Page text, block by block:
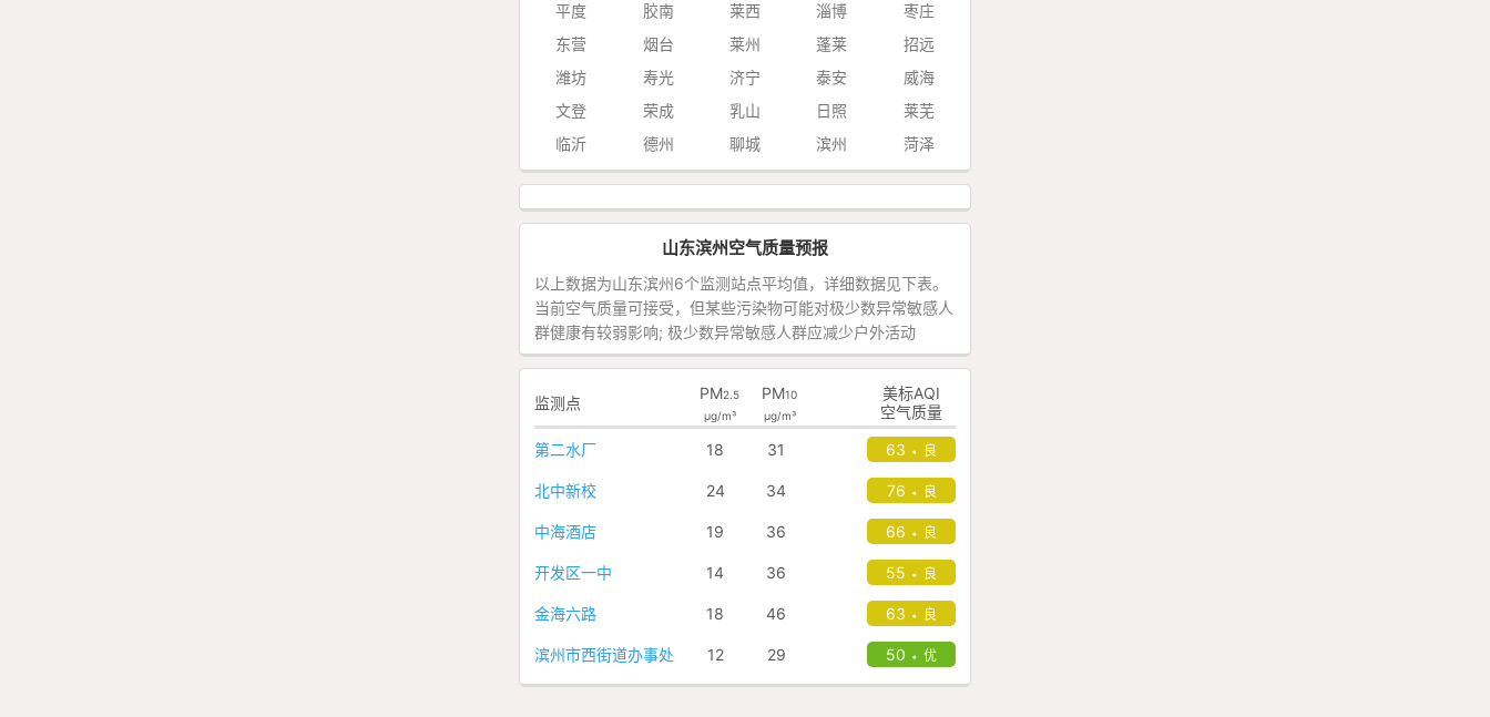
平度
胶南 莱西 淄博
枣庄
东营
烟台 莱州 蓬莱
招远
潍坊
寿光 济宁 泰安
威海
文登
荣成 乳山 日照
莱芜
临沂
德州 聊城 滨州 菏泽
山东滨州空气质量预报
以上数据为山东滨州6个监测站点平均值，详细数据见下表。
当前空气质量可接受，但某些污染物可能对极少数异常敏感人
群健康有较弱影响; 极少数异常敏感人群应减少户外活动
监测点
PM2.5
μg/m³
PM10
μg/m³
美标AQI
空气质量
第二水厂
北中新校
中海酒店
开发区一中
金海六路
滨州市西街道办事处
18
24
19
14
18
12
31
34
36
36
46
29
63 • 良
76 • 良
66 • 良
55 • 良
63 • 良
50 • 优